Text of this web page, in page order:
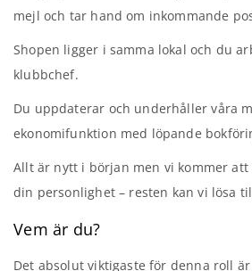
mejl och tar hand om inkommande
Shopen ligger i samma lokal och du
klubbchef.
Du uppdaterar och underhåller våra
ekonomifunktion med löpande
Allt är nytt i början men vi kommer
din personlighet – resten kan vi lösa
Vem är du?
Det absolut viktigaste för denna roll